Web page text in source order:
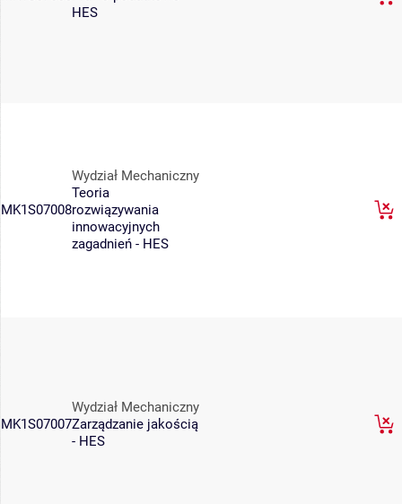
HES
MK1S07008
Wydział Mechaniczny
Teoria
rozwiązywania
innowacyjnych
zagadnień - HES
MK1S07007
Wydział Mechaniczny
Zarządzanie jakością
- HES